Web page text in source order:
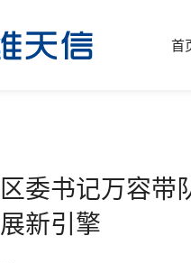
首
委书记万容带
新引擎